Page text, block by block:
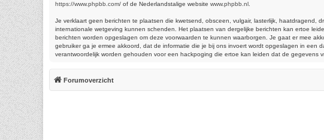
https://www.phpbb.com/ of de Nederlandstalige website www.phpbb.nl
Je verklaart geen berichten te plaatsen die kwetsend, obsceen, vulgair, lasterlijk, haatdragend,
internationale wetgeving kunnen schenden. Het plaatsen van dergelijke berichten kan ertoe
berichten worden opgeslagen om deze voorwaarden te kunnen waarborgen. Je gaat er mee
gebruiker ga je ermee akkoord, dat de informatie die je bij ons invoert wordt opgeslagen in een
verantwoordelijk worden gehouden voor een hackpoging die ertoe kan leiden dat de gegevens
Forumoverzicht